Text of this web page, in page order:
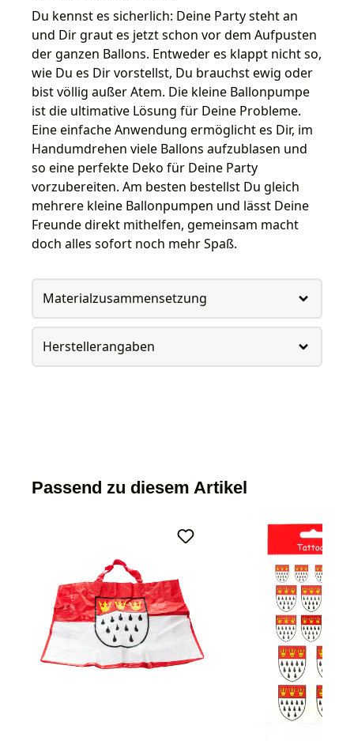
Du kennst es sicherlich: Deine Party steht an
und Dir graut es jetzt schon vor dem Aufpusten
der ganzen Ballons. Entweder es klappt nicht so,
wie Du es Dir vorstellst, Du brauchst ewig oder
bist völlig außer Atem. Die kleine Ballonpumpe
ist die ultimative Lösung für Deine Probleme.
Eine einfache Anwendung ermöglicht es Dir, im
Handumdrehen viele Ballons aufzublasen und
so eine perfekte Deko für Deine Party
vorzubereiten. Am besten bestellst Du gleich
mehrere kleine Ballonpumpen und lässt Deine
Freunde direkt mithelfen, gemeinsam macht
doch alles sofort noch mehr Spaß.
Materialzusammensetzung
Herstellerangaben
Passend zu diesem Artikel